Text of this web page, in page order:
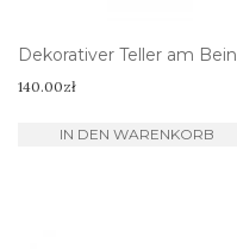
Dekorativer Teller am Bein
140.00zł
IN DEN WARENKORB